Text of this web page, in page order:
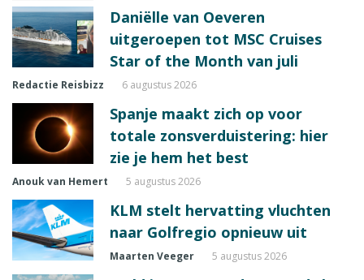
Daniëlle van Oeveren
uitgeroepen tot MSC Cruises
Star of the Month van juli
Redactie Reisbizz 6 augustus 2026
Spanje maakt zich op voor
totale zonsverduistering: hier
zie je hem het best
Anouk van Hemert 5 augustus 2026
KLM stelt hervatting vluchten
naar Golfregio opnieuw uit
Maarten Veeger 5 augustus 2026